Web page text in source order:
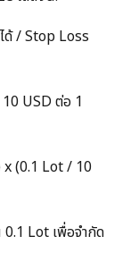
ด้ / Stop Loss
USD ต่อ 1
(0.1 Lot / 10
Lot เพื่อจำกัด